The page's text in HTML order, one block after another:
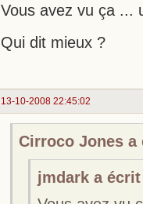
Vous avez vu ça ...
Qui dit mieux ?
13-10-2008 22:45:02
Cirroco Jones a
jmdark a